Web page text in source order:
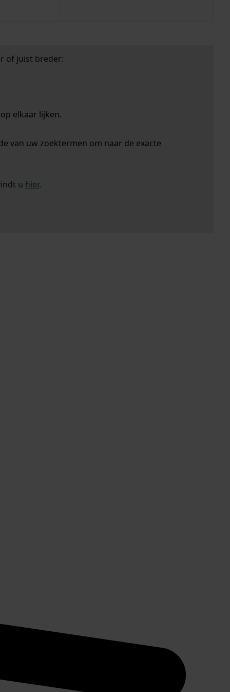
of juist breder:
elkaar lijken.
van uw zoektermen om naar de exacte
u hier.